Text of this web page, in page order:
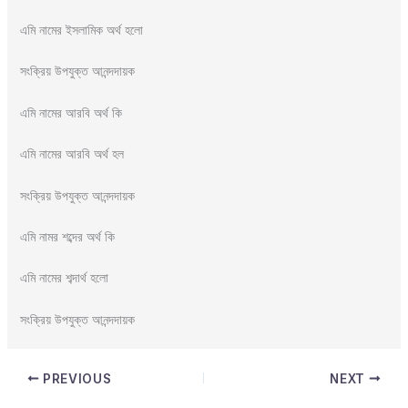
এমি নামের ইসলামিক অর্থ হলো
সংক্রিয় উপযুক্ত আনন্দদায়ক
এমি নামের আরবি অর্থ কি
এমি নামের আরবি অর্থ হল
সংক্রিয় উপযুক্ত আনন্দদায়ক
এমি নামর শব্দের অর্থ কি
এমি নামের শব্দার্থ হলো
সংক্রিয় উপযুক্ত আনন্দদায়ক
PREVIOUS NEXT